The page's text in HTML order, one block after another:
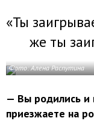
«Ты
же ты
Фото: Алена Распутина
— Вы родились и
приезжаете на